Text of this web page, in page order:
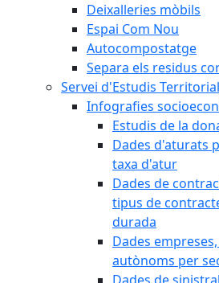
Deixalleries mòbils
Espai Com Nou
Autocompostatge
Separa els residus
Servei d'Estudis
Infografies
Estudis de la
Dades d'aturats
taxa d'atur
Dades de
tipus de
durada
Dades
autònoms per